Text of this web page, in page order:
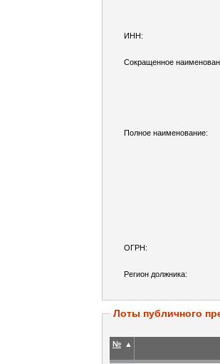
ИНН:
Сокращенное
Полное наименование:
ОГРН:
Регион должника:
Лоты публичного
№ ▲